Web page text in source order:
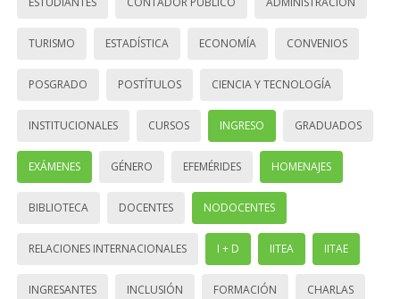
TURISMO ESTADÍSTICA ECONOMÍA CONVENIOS
POSGRADO POSTÍTULOS CIENCIA Y TECNOLOGÍA
INSTITUCIONALES CURSOS INGRESO GRADUADOS
EXÁMENES GÉNERO EFEMÉRIDES HOMENAJES
BIBLIOTECA DOCENTES NODOCENTES
RELACIONES INTERNACIONALES I + D IITEA IITAE
INGRESANTES INCLUSIÓN FORMACIÓN CHARLAS